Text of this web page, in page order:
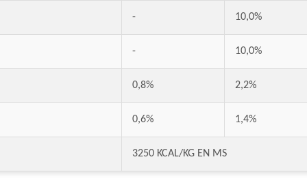
Deleita Perro Adulto de Raza Pequeña
Deleita Super Premium Perro Adulto
Deleita Super Premium Perros Adultos
Dog Chow Perro Adulto Mini
- 10,0%
- 10,0%
0,8% 2,2%
0,6% 1,4%
3250 KCAL/KG EN MS